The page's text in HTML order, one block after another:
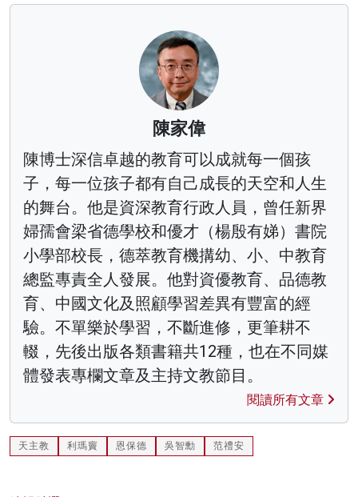
陳家偉
陳博士深信卓越的教育可以成就每一個孩
子，每一位孩子都有自己成長的天空和人生
的舞台。他是資深教育行政人員，曾任新界
婦孺會梁省德學校和優才（楊殷有娣）書院
小學部校長，德萃教育機搆幼、小、中教育
總監專責全人發展。他對資優教育、品德教
育、中國文化及照顧學習差異有豐富的經
驗。不單樂於學習，不斷進修，更筆耕不
輟，先後出版各類書籍共12種，也在不同媒
體發表專欄文章及主持文教節目。
閱讀所有文章
天主教 利瑪竇 恩保德 吳智勳 范禮安